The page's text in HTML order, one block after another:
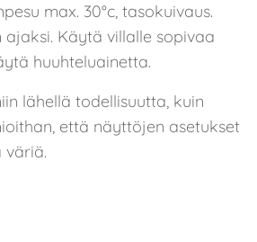
max. 30°c, tasokuivaus.
ajaksi. Käytä villalle sopivaa
huuhteluainetta.
lähellä todellisuutta, kuin
että näyttöjen asetukset